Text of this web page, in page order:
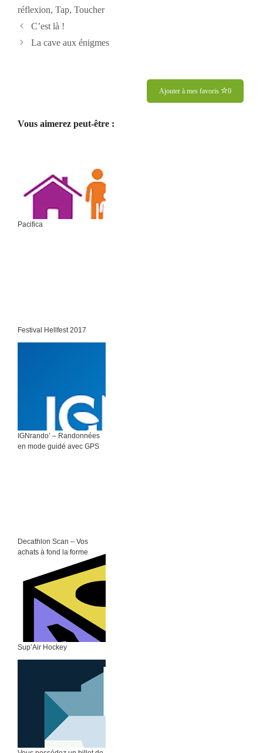
réflexion, Tap, Toucher
Navigation
des
C’est là !
La cave aux énigmes
Ajouter à mes favoris 0
Vous aimerez peut-être :
Pacifica
Festival Hellfest 2017
IGNrando’ – Randonnées
en mode guidé avec GPS
Decathlon Scan – Vos
achats à fond la forme
Sup’Air Hockey